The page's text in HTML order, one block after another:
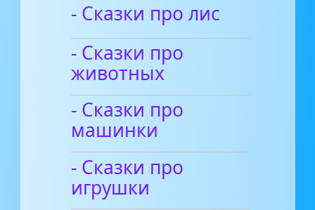
- Сказки про лис
- Сказки про
животных
- Сказки про
машинки
- Сказки про
игрушки